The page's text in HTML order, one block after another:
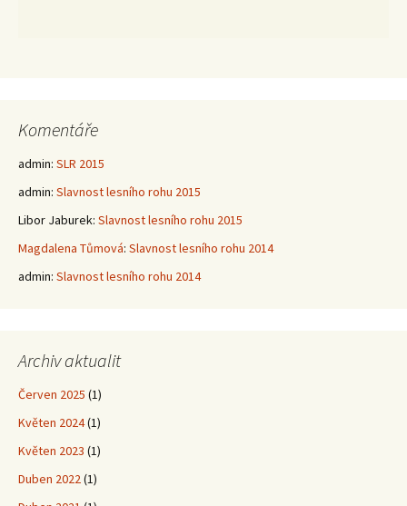
Komentáře
admin: SLR 2015
admin: Slavnost lesního rohu 2015
Libor Jaburek: Slavnost lesního rohu 2015
Magdalena Tůmová: Slavnost lesního rohu 2014
admin: Slavnost lesního rohu 2014
Archiv aktualit
Červen 2025 (1)
Květen 2024(1)
Květen 2023 (1)
Duben 2022(1)